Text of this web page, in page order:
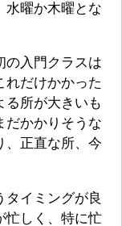
水曜か木曜とな
の入門クラスは
れだけかかった
る所が大きいも
だかかりそうな
、正直な所、今
タイミングが良
忙しく、特に忙